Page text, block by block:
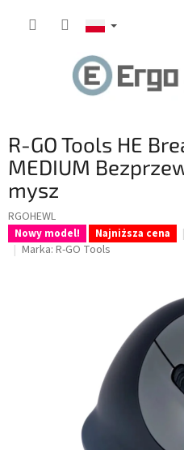
R-GO Tools HE
MEDIUM
mysz
RGOHEWL
Nowy model! Najniższa cena
Marka: R-GO Tools